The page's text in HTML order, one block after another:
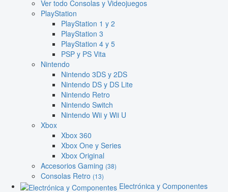
Ver todo Consolas y Videojuegos
PlayStation
PlayStation 1 y 2
PlayStation 3
PlayStation 4 y 5
PSP y PS Vita
Nintendo
Nintendo 3DS y 2DS
Nintendo DS y DS Lite
Nintendo Retro
Nintendo Switch
Nintendo Wii y Wii U
Xbox
Xbox 360
Xbox One y Series
Xbox Original
Accesorios Gaming (38)
Consolas Retro (13)
Electrónica y Componentes